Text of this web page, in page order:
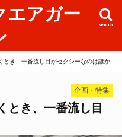
エアガー
search
とき、一番流し目がセクシーなのは誰か
企画・特集
とき、一番流し目